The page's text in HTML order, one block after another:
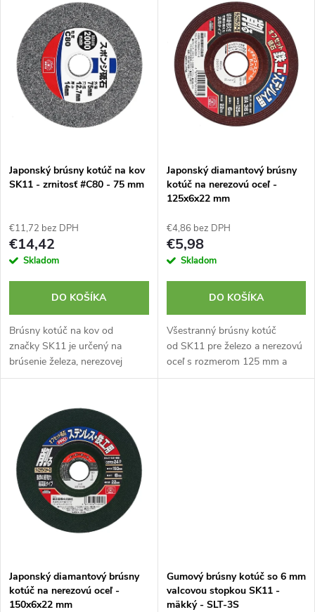
e
n
p
r
o
d
u
k
v
Najpredávanejšie
Abecedne
p
p
r
o
d
k
t
v
Japonský brúsny kotúč na kov
SK11 - zrnitosť #C80 - 75 mm
€11,72 bez DPH
€14,42
Skladom
DO KOŠÍKA
Brúsny kotúč na kov od
značky SK11 je určený na
brúsenie železa, nerezovej
ocele, hliníku, medi a mosadze.
zrnitosťou #C80. Vyrobené v...
Japonský diamantový brúsny
kotúč na nerezovú oceľ -
125x6x22 mm
€4,86 bez DPH
€5,98
Skladom
DO KOŠÍKA
Všestranný brúsny kotúč
od SK11 pre železo a nerezovú
oceľ s rozmerom 125 mm a
odolným WA abrazívom.
Japonský diamantový brúsny
kotúč na nerezovú oceľ -
150x6x22 mm
Gumový brúsny kotúč so 6 mm
valcovou stopkou SK11 -
mäkký - SLT-3S